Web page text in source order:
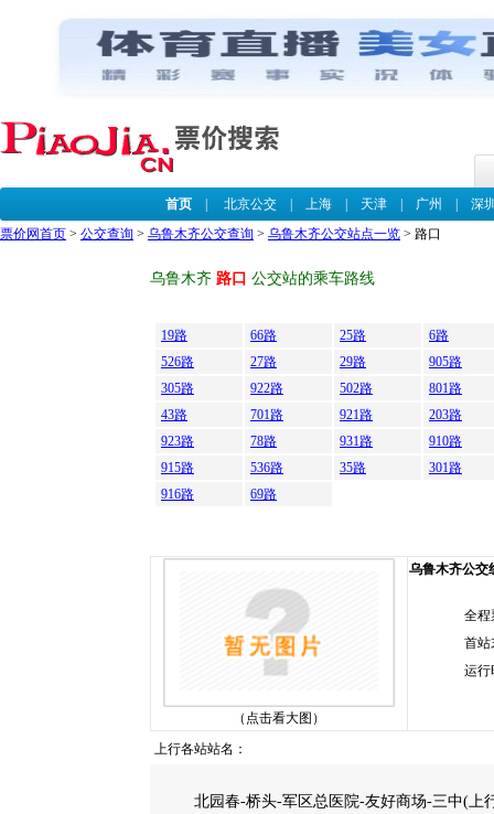
首页| 北京公交| 上海| 天津| 广州
深
票价网首页 > 公交查询 > 乌鲁木齐公交查询 > 乌鲁木齐公交站点一览 > 路口
乌鲁木齐 路口 公交站的乘车路线
19路 66路 25路
6路
526路
27路 29路
905路
305路
922路 502路
801路
43路
701路 921路
203路
923路
78路 931路
910路
915路
536路 35路
301路
916路
69路
（点击看大图）
乌鲁木齐公交
全程
首站
运行
上行各站站名：
北园春-桥头-军区总医院-友好商场-三中(上